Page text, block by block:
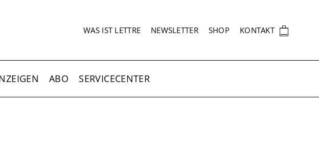
SEKUNDÄRNAVIGATION
WAS IST LETTRE NEWSLETTER SHOP KONTAKT 🛍
ABO SERVICECENTER